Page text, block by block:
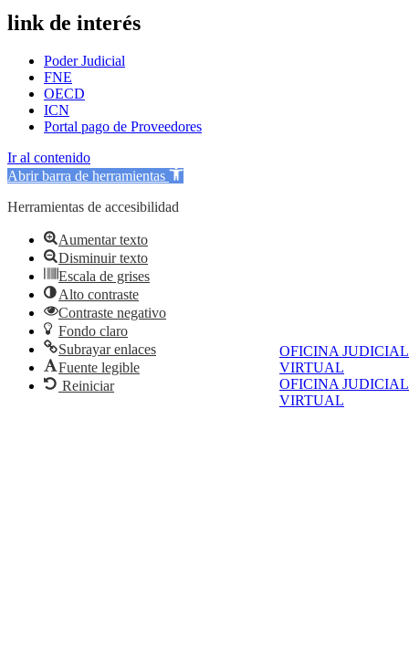
OFICINA JUDICIAL
VIRTUAL
OFICINA JUDICIAL
VIRTUAL
link de interés
Poder Judicial
FNE
OECD
ICN
Portal pago de Proveedores
Ir al contenido
Abrir barra de herramientas
Herramientas de accesibilidad
Aumentar texto
Disminuir texto
Escala de grises
Alto contraste
Contraste negativo
Fondo claro
Subrayar enlaces
Fuente legible
Reiniciar